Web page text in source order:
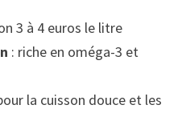
3 à 4 euros le litre
: riche en oméga-3 et
la cuisson douce et les